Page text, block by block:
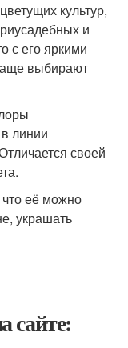
культур,
и
с его яркими
выбирают
линии
своей
её можно
украшать
сайте: